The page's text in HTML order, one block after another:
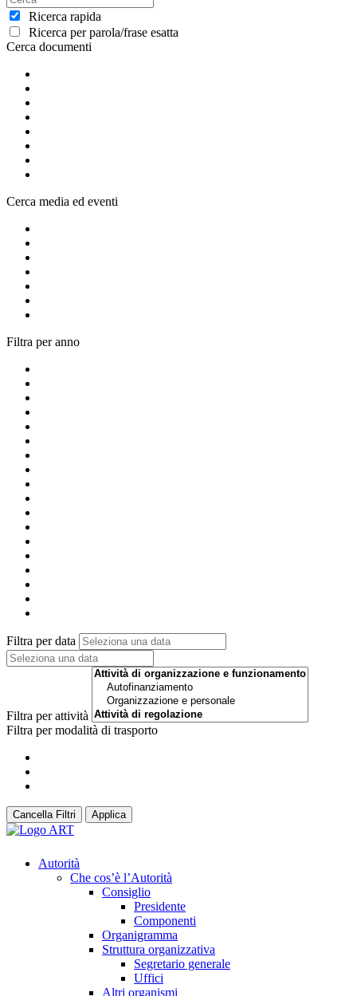
Ricerca rapida
Ricerca per parola/frase esatta
Cerca documenti
Cerca media ed eventi
Filtra per anno
Filtra per data
Filtra per attività
Filtra per modalità di trasporto
Cancella Filtri Applica
Autorità
Che cos’è l’Autorità
Consiglio
Presidente
Componenti
Organigramma
Struttura organizzativa
Segretario generale
Uffici
Altri organismi